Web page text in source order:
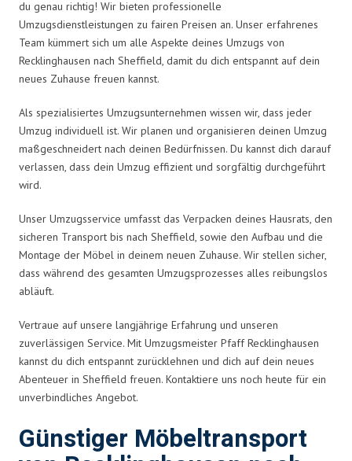
du genau richtig! Wir bieten professionelle
Umzugsdienstleistungen zu fairen Preisen an. Unser erfahrenes
Team kümmert sich um alle Aspekte deines Umzugs von
Recklinghausen nach Sheffield, damit du dich entspannt auf dein
neues Zuhause freuen kannst.
Als spezialisiertes Umzugsunternehmen wissen wir, dass jeder
Umzug individuell ist. Wir planen und organisieren deinen Umzug
maßgeschneidert nach deinen Bedürfnissen. Du kannst dich darauf
verlassen, dass dein Umzug effizient und sorgfältig durchgeführt
wird.
Unser Umzugsservice umfasst das Verpacken deines Hausrats, den
sicheren Transport bis nach Sheffield, sowie den Aufbau und die
Montage der Möbel in deinem neuen Zuhause. Wir stellen sicher,
dass während des gesamten Umzugsprozesses alles reibungslos
abläuft.
Vertraue auf unsere langjährige Erfahrung und unseren
zuverlässigen Service. Mit Umzugsmeister Pfaff Recklinghausen
kannst du dich entspannt zurücklehnen und dich auf dein neues
Abenteuer in Sheffield freuen. Kontaktiere uns noch heute für ein
unverbindliches Angebot.
Günstiger Möbeltransport